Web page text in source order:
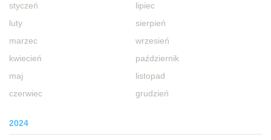
styczeń
luty
marzec
kwiecień
maj
czerwiec
lipiec
sierpień
wrzesień
październik
listopad
grudzień
2024